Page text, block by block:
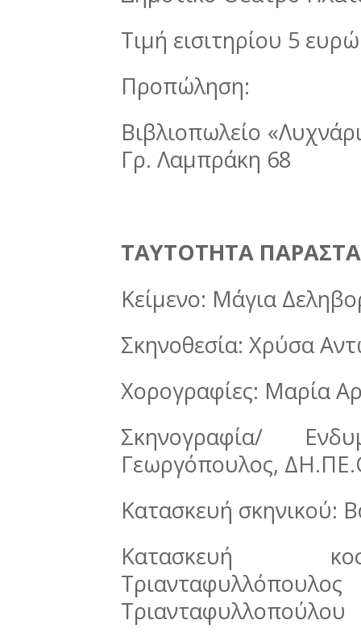
Τιμή εισιτηρίου 5
Προπώληση:
Βιβλιοπωλείο
Γρ. Λαμπράκη 68
ΤΑΥΤΟΤΗΤΑ
Κείμενο: Μάγια
Σκηνοθεσία: Χρύσα
Χορογραφίες: Μαρία
Σκηνογραφία/
Γεωργόπουλος,
Κατασκευή σκηνικού:
Κατασκευή
Τριανταφυλλοπούλου